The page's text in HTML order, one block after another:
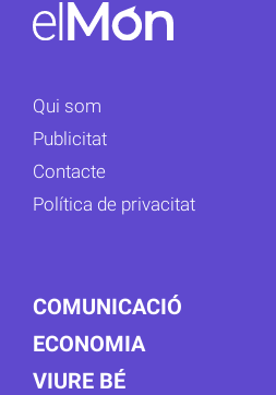
Qui som
Publicitat
Contacte
Política de privacitat
COMUNICACIÓ
ECONOMIA
VIURE BÉ